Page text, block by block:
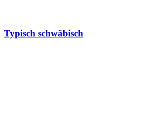
Typisch schwäbisch